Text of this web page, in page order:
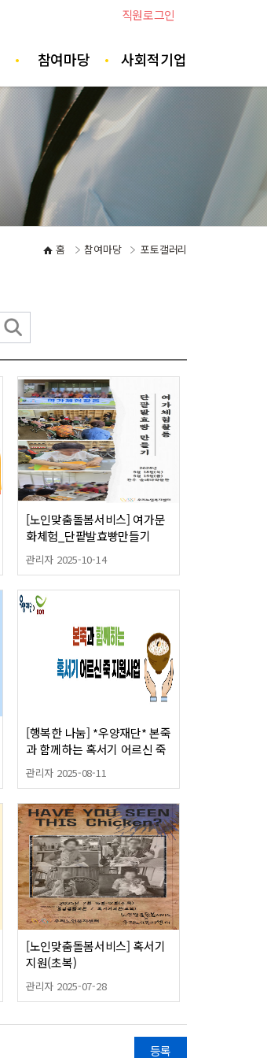
직원로그인
참여마당 사회적기업
홈 참여마당 포토갤러리
[노인맞춤돌봄서비스] 여가문
화체험_단팥발효빵만들기
관리자 2025-10-14
[행복한 나눔] *우양재단* 본죽
과 함께하는 혹서기 어르신 죽
지원사업
관리자 2025-08-11
[노인맞춤돌봄서비스] 혹서기
지원(초복)
관리자 2025-07-28
등록